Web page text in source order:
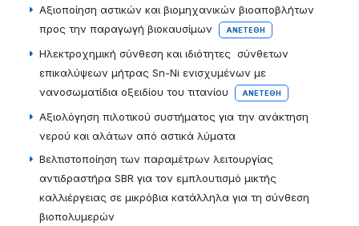
Αξιοποίηση αστικών και βιομηχανικών βιοαποβλήτων
προς την παραγωγή βιοκαυσίμων
ΑΝΕΤΈΘΗ
Ηλεκτροχημική σύνθεση και ιδιότητες σύνθετων
επικαλύψεων μήτρας Sn-Ni ενισχυμένων με
νανοσωματίδια οξειδίου του τιτανίου
ΑΝΕΤΈΘΗ
Αξιολόγηση πιλοτικού συστήματος για την ανάκτηση
νερού και αλάτων από αστικά λύματα
Βελτιστοποίηση των παραμέτρων λειτουργίας
αντιδραστήρα SBR για τον εμπλουτισμό μικτής
καλλιέργειας σε μικρόβια κατάλληλα για τη σύνθεση
βιοπολυμερών